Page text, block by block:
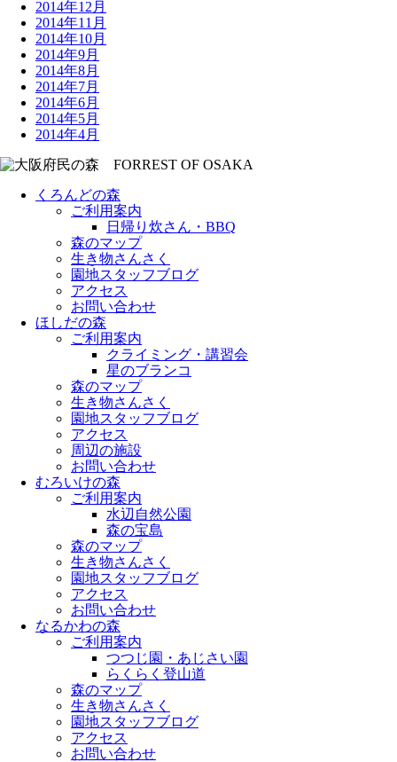
2014年12月
2014年11月
2014年10月
2014年9月
2014年8月
2014年7月
2014年6月
2014年5月
2014年4月
くろんどの森
ご利用案内
日帰り炊さん・BBQ
森のマップ
生き物さんさく
園地スタッフブログ
アクセス
お問い合わせ
ほしだの森
ご利用案内
クライミング・講習会
星のブランコ
森のマップ
生き物さんさく
園地スタッフブログ
アクセス
周辺の施設
お問い合わせ
むろいけの森
ご利用案内
水辺自然公園
森の宝島
森のマップ
生き物さんさく
園地スタッフブログ
アクセス
お問い合わせ
なるかわの森
ご利用案内
つつじ園・あじさい園
らくらく登山道
森のマップ
生き物さんさく
園地スタッフブログ
アクセス
お問い合わせ